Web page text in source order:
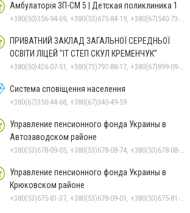
Амбулаторія ЗП-СМ 5 | Детская поликлиника 1
+380(50)356-94-69, +380(53)675-84-19, +380(67)540-73-87
ПРИВАТНИЙ ЗАКЛАД ЗАГАЛЬНОЇ СЕРЕДНЬОЇ
ОСВІТИ ЛІЦЕЙ "ІТ СТЕП СКУЛ КРЕМЕНЧУК"
+380(50)426-07-51, +380(73)797-88-17, +380(67)899-09-16
Система сповіщення населення
+380(67)350-44-68, +380(67)340-49-59
Управление пенсионного фонда Украины в
Автозаводском районе
+380(53)678-09-05, +380(53)678-08-74, +380(53)678-08-83, +380(53)678-08-41, +380(53)678-08-86
Управление пенсионного фонда Украины в
Крюковском районе
+380(53)675-81-37, +380(53)678-09-01, +380(53)675-81-32, +380(53)675-81-40, +380(53)675-81-33, +380(53)675-81-38, +380(53)675-81-31, +380(53)678-08-87